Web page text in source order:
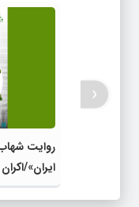
روایت
ایران»/
‹